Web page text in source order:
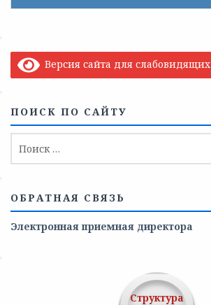
Версия сайта для слабовидящих
ПОИСК ПО САЙТУ
ОБРАТНАЯ СВЯЗЬ
Электронная приемная директора
Структура